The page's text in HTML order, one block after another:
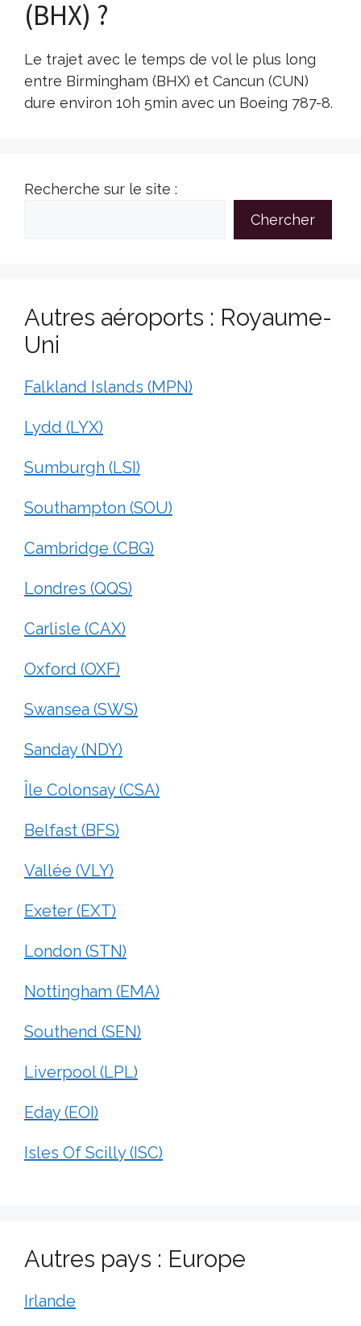
(BHX) ?
Le trajet avec le temps de vol le plus long
entre Birmingham (BHX) et Cancun (CUN)
dure environ 10h 5min avec un Boeing 787-8.
Recherche sur le site :
Chercher
Autres aéroports : Royaume-
Uni
Falkland Islands (MPN)
Lydd (LYX)
Sumburgh (LSI)
Southampton (SOU)
Cambridge (CBG)
Londres (QQS)
Carlisle (CAX)
Oxford (OXF)
Swansea (SWS)
Sanday (NDY)
Île Colonsay (CSA)
Belfast (BFS)
Vallée (VLY)
Exeter (EXT)
London (STN)
Nottingham (EMA)
Southend (SEN)
Liverpool (LPL)
Eday (EOI)
Isles Of Scilly (ISC)
Autres pays : Europe
Irlande